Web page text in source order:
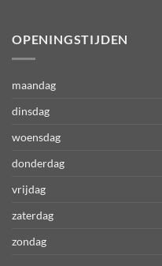
OPENINGSTIJDEN
maandag
dinsdag
woensdag
donderdag
vrijdag
zaterdag
zondag